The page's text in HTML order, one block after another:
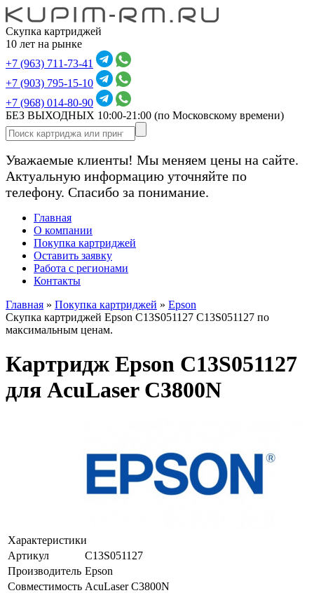
Скупка картриджей
10 лет на рынке
+7 (963) 711-73-41
+7 (903) 795-15-10
+7 (968) 014-80-90
БЕЗ ВЫХОДНЫХ 10:00-21:00 (по Московскому времени)
Уважаемые клиенты! Мы меняем цены на сайте.
Актуальную информацию уточняйте по
телефону. Спасибо за понимание.
Главная
О компании
Покупка картриджей
Оставить заявку
Работа с регионами
Контакты
Главная » Покупка картриджей » Epson
Скупка картриджей Epson C13S051127 C13S051127 по
максимальным ценам.
Картридж Epson C13S051127
для AcuLaser C3800N
Характеристики
Артикул
C13S051127
Производитель Epson
Совместимость AcuLaser C3800N